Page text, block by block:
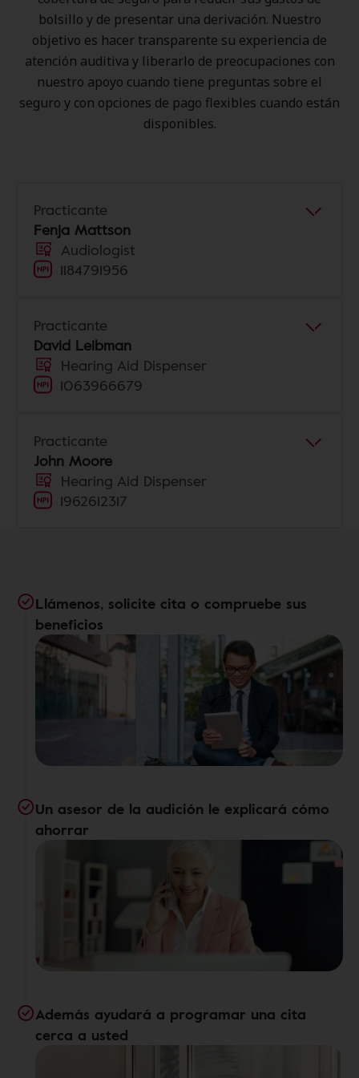
bolsillo y de presentar una derivación. Nuestro
objetivo es hacer transparente su experiencia de
atención auditiva y liberarlo de preocupaciones con
nuestro apoyo cuando tiene preguntas sobre el
seguro y con opciones de pago flexibles cuando están
disponibles.
Practicante
Fenja Mattson
Audiologist
1184791956
Practicante
David Leibman
Hearing Aid Dispenser
1063966679
Practicante
John Moore
Hearing Aid Dispenser
1962612317
Llámenos, solicite cita o compruebe sus
beneficios
Un asesor de la audición le explicará cómo
ahorrar
Además ayudará a programar una cita
cerca a usted